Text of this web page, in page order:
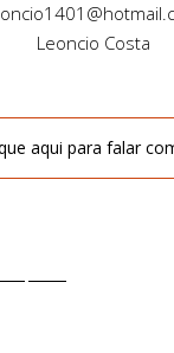
Leoncio Costa
aqui para falar